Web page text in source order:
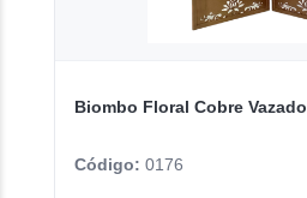
Biombo Floral Cobre Vazado
Código: 0176